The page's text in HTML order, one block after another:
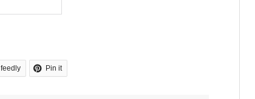
feedly Pin it